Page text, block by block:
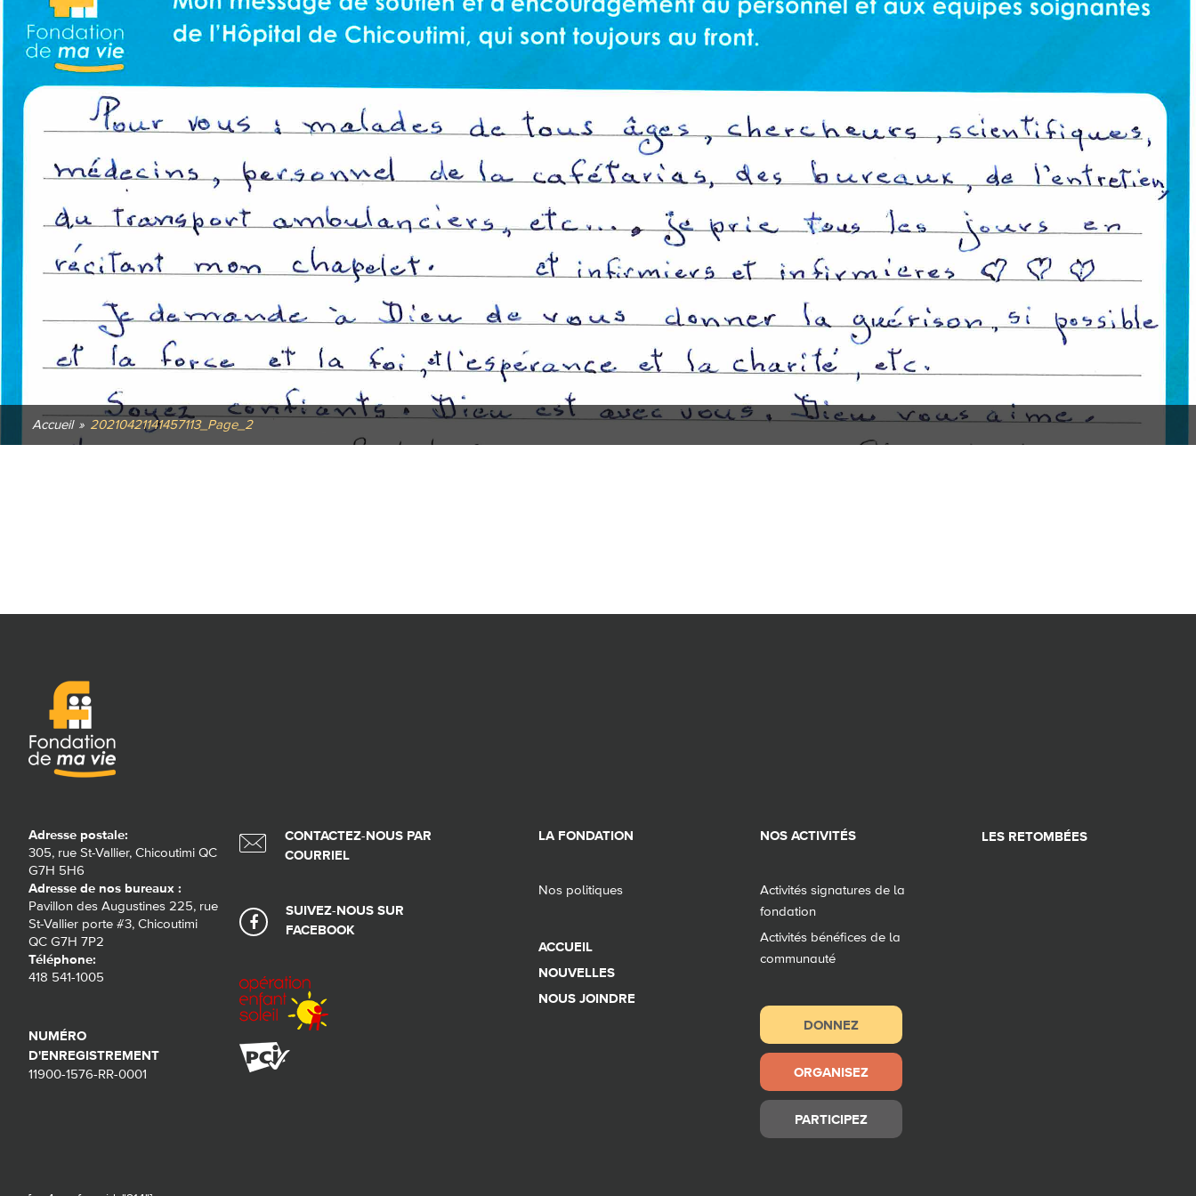
Accueil » 20210421141457113_Page_2
Adresse postale:
305, rue St-Vallier, Chicoutimi QC
G7H 5H6
Adresse de nos bureaux :
Pavillon des Augustines 225, rue
St-Vallier porte #3, Chicoutimi
QC G7H 7P2
Téléphone:
418 541-1005
NUMÉRO
D'ENREGISTREMENT
11900-1576-RR-0001
CONTACTEZ-NOUS PAR
COURRIEL
SUIVEZ-NOUS SUR
FACEBOOK
LA FONDATION
Nos politiques
ACCUEIL
NOUVELLES
NOUS JOINDRE
NOS ACTIVITÉS
Activités signatures de la
fondation
Activités bénéfices de la
communauté
DONNEZ
ORGANISEZ
PARTICIPEZ
LES RETOMBÉES